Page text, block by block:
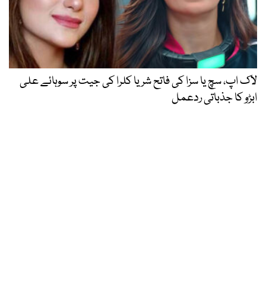
لاک اپ، سچ یا سزا کی فاتح شریا کلرا کی جیت پر سوہائے علی
ابڑو کا جذباتی ردعمل